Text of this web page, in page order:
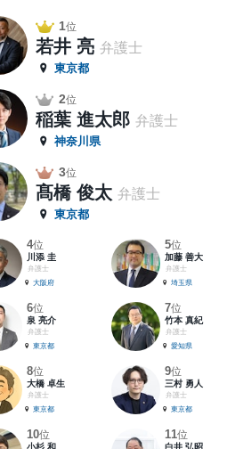
1位
若井 亮 弁護士
東京都
2位
稲葉 進太郎 弁護士
神奈川県
3位
髙橋 俊太 弁護士
東京都
4位
川添 圭
弁護士
大阪府
5位
加藤 善大
弁護士
埼玉県
6位
泉 亮介
弁護士
東京都
7位
竹本 真紀
弁護士
愛知県
8位
大橋 卓生
弁護士
東京都
9位
三村 勇人
弁護士
東京都
10位
小杉 和
11位
白井 弘昭